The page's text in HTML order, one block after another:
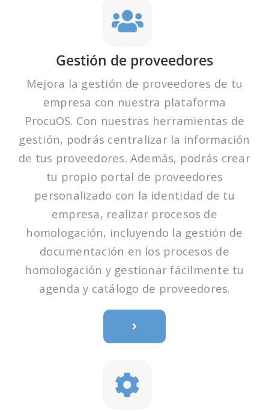
Gestión de proveedores
Mejora la gestión de proveedores de tu
empresa con nuestra plataforma
ProcuOS. Con nuestras herramientas de
gestión, podrás centralizar la información
de tus proveedores. Además, podrás crear
tu propio portal de proveedores
personalizado con la identidad de tu
empresa, realizar procesos de
homologación, incluyendo la gestión de
documentación en los procesos de
homologación y gestionar fácilmente tu
agenda y catálogo de proveedores.